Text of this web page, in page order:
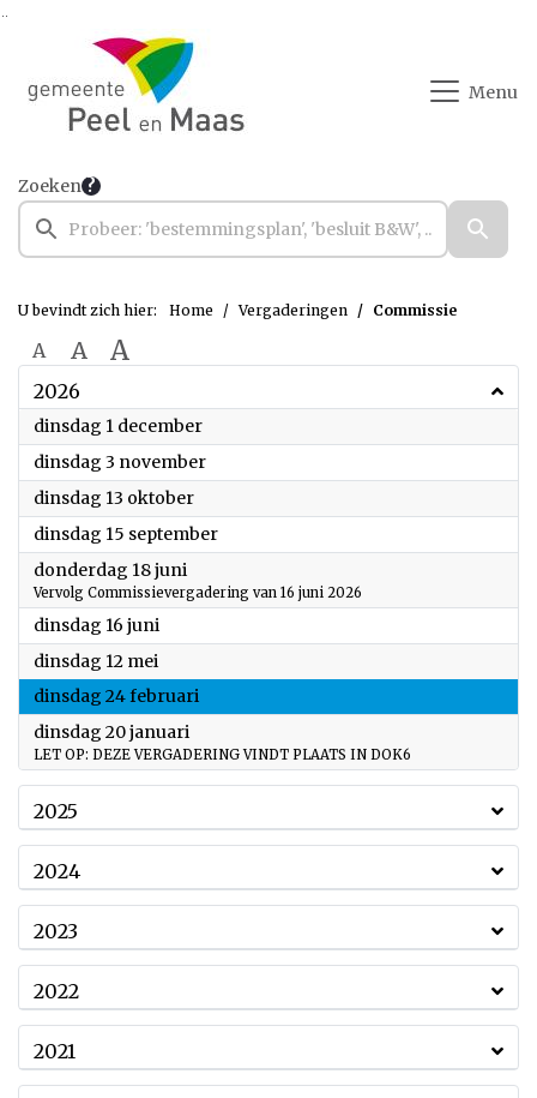
Ga naar de inhoud van deze pagina
Menu
Zoeken
U bevindt zich hier: Home Vergaderingen Commissie
A A A
2026
dinsdag 1 december2026
dinsdag 3 november2026
dinsdag 13 oktober2026
dinsdag 15 september2026
donderdag 18 juni
Vervolg Commissievergadering van 16 juni 2026
dinsdag 16 juni
dinsdag 12 mei
dinsdag 24 februari
dinsdag 20 januari
LET OP: DEZE VERGADERING VINDT PLAATS IN DOK6
2025
2024
2023
2022
2021